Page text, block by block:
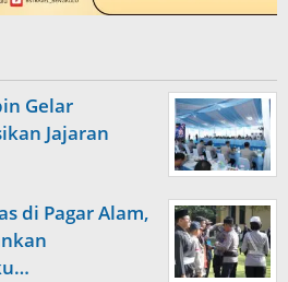
Gelar
Jajaran
di Pagar Alam,